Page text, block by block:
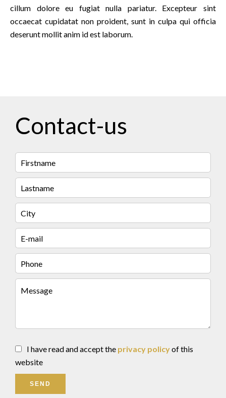
cillum dolore eu fugiat nulla pariatur. Excepteur sint
occaecat cupidatat non proident, sunt in culpa qui officia
deserunt mollit anim id est laborum.
Contact-us
I have read and accept the privacy policyof this
website
SEND